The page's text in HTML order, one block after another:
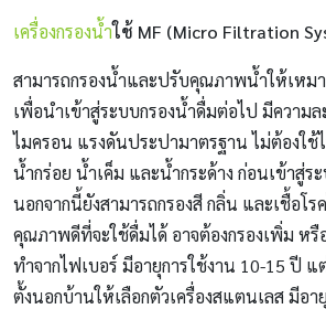
เครื่องกรองน้ำใช้ MF (Micro Filtration
สามารถกรองน้ำและปรับคุณภาพน้ำให้เหม
เพื่อนำเข้าสู่ระบบกรองน้ำดื่มต่อไป มีความล
ไมครอน แรงดันประปามาตรฐาน ไม่ต้อง
น้ำกร่อย น้ำเค็ม และน้ำกระด้าง ก่อนเข้าสู่
นอกจากนี้ยังสามารถกรองสี กลิ่น และเชื้อโร
คุณภาพดีที่จะใช้ดื่มได้ อาจต้องกรองเพิ่ม หรื
ทำจากไฟเบอร์ มีอายุการใช้งาน 10-15 ปี
ตั้งนอกบ้านให้เลือกตัวเครื่องสแตนเลส มีอา